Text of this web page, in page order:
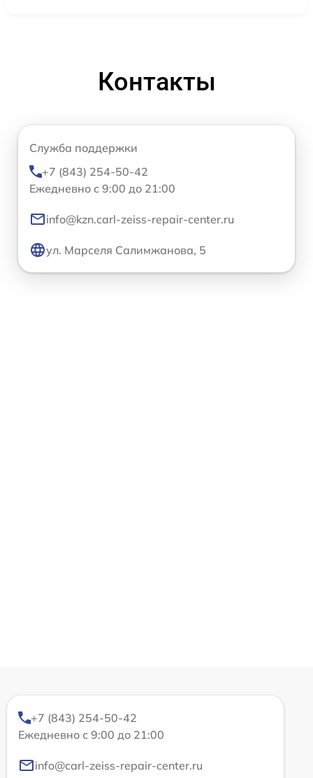
Контакты
Служба поддержки
+7 (843) 254-50-42
Ежедневно с 9:00 до 21:00
info@kzn.carl-zeiss-repair-center.ru
ул. Марселя Салимжанова, 5
+7 (843) 254-50-42
Ежедневно с 9:00 до 21:00
info@carl-zeiss-repair-center.ru